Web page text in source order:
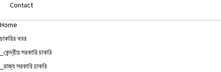
Contact
Home
চাকরির খবর
_কেন্দ্রীয় সরকারি চাকরি
_রাজ্য সরকারি চাকরি